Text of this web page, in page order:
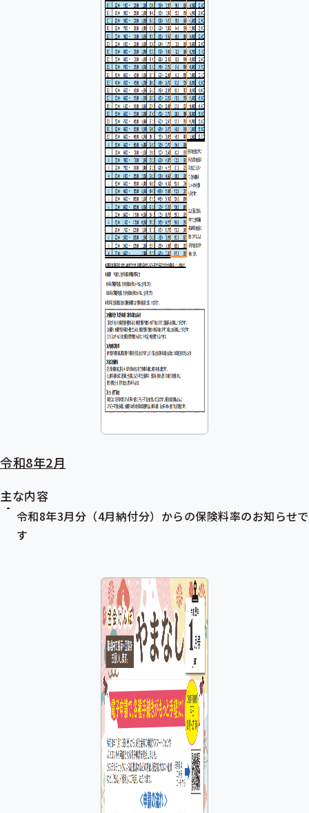
令和8年2月
主な内容
令和8年3月分（4月納付分）からの保険料率のお知らせで
す